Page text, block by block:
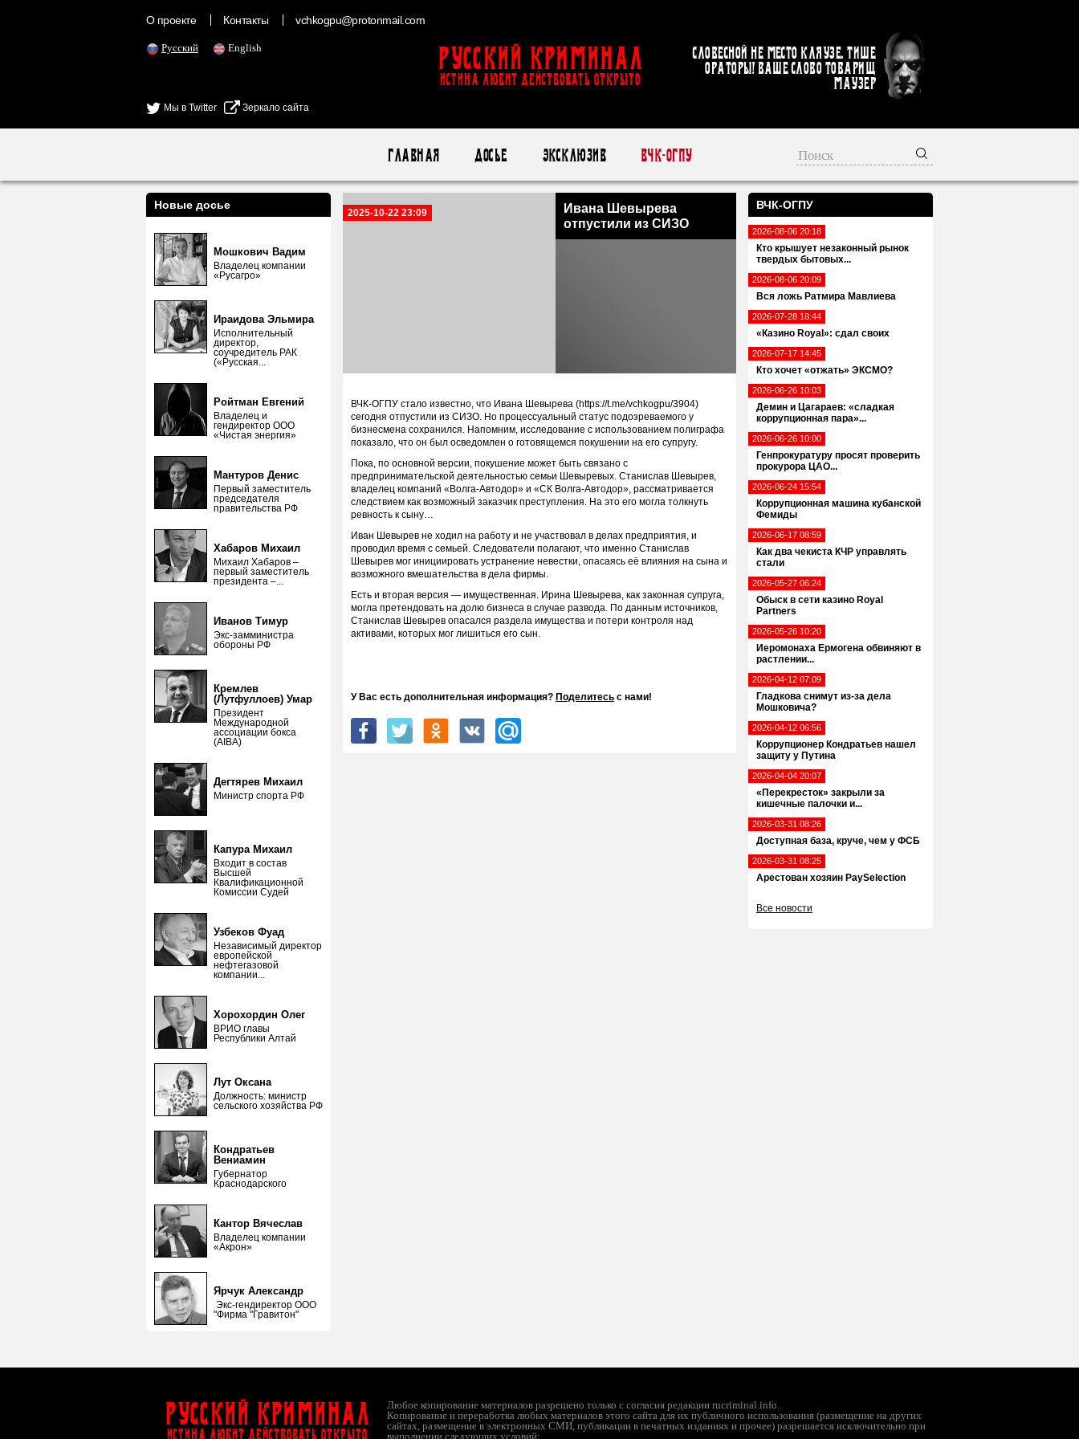
О проекте Контакты vchkogpu@protonmail.com
Русский English
Мы в Twitter Зеркало сайта
Русский Криминал
ИСТИНА ЛЮБИТ ДЕЙСТВОВАТЬ ОТКРЫТО
Словесной не место кляузе. Тише
ораторы! Ваше слово товарищ
Маузер
Главная Досье Эксклюзив ВЧК-ОГПУ
ВЧК-ОГПУ
2026-08-06 20:18
Кто крышует незаконный рынок
твердых бытовых...
2026-08-06 20:09
Вся ложь Ратмира Мавлиева
2026-07-28 18:44
«Казино Royal»: сдал своих
2026-07-17 14:45
Кто хочет «отжать» ЭКСМО?
2026-06-26 10:03
Демин и Цагараев: «сладкая
коррупционная пара»...
2026-06-26 10:00
Генпрокуратуру просят проверить
прокурора ЦАО...
2026-06-24 15:54
Коррупционная машина кубанской
Фемиды
2026-06-17 08:59
Как два чекиста КЧР управлять
стали
2026-05-27 06:24
Обыск в сети казино Royal
Partners
2026-05-26 10:20
Иеромонаха Ермогена обвиняют в
растлении...
2026-04-12 07:09
Гладкова снимут из-за дела
Мошковича?
2026-04-12 06:56
Коррупционер Кондратьев нашел
защиту у Путина
2026-04-04 20:07
«Перекресток» закрыли за
кишечные палочки и...
2026-03-31 08:26
Доступная база, круче, чем у ФСБ
2026-03-31 08:25
Арестован хозяин PaySelection
Все новости
Новые досье
Мошкович Вадим
Владелец компании
«Русагро»
Ираидова Эльмира
Исполнительный
директор,
соучредитель РАК
(«Русская...
Ройтман Евгений
Владелец и
гендиректор ООО
«Чистая энергия»
Мантуров Денис
Первый заместитель
председателя
правительства РФ
Хабаров Михаил
Михаил Хабаров –
первый заместитель
президента –...
Иванов Тимур
Экс-замминистра
обороны РФ
Кремлев
(Лутфуллоев) Умар
Президент
Международной
ассоциации бокса
(AIBA)
Дегтярев Михаил
Министр спорта РФ
Капура Михаил
Входит в состав
Высшей
Квалификационной
Комиссии Судей
Узбеков Фуад
Независимый директор
европейской
нефтегазовой
компании...
Хорохордин Олег
ВРИО главы
Республики Алтай
Лут Оксана
Должность: министр
сельского хозяйства РФ
Кондратьев
Вениамин
Губернатор
Краснодарского
Кантор Вячеслав
Владелец компании
«Акрон»
Ярчук Александр
Экс-гендиректор ООО
"Фирма "Гравитон"
2025-10-22 23:09
Ивана Шевырева
отпустили из СИЗО
ВЧК-ОГПУ стало известно, что Ивана Шевырева (https://t.me/vchkogpu/3904)
сегодня отпустили из СИЗО. Но процессуальный статус подозреваемого у
бизнесмена сохранился. Напомним, исследование с использованием полиграфа
показало, что он был осведомлен о готовящемся покушении на его супругу.
Пока, по основной версии, покушение может быть связано с
предпринимательской деятельностью семьи Шевыревых. Станислав Шевырев,
владелец компаний «Волга-Автодор» и «СК Волга-Автодор», рассматривается
следствием как возможный заказчик преступления. На это его могла толкнуть
ревность к сыну…
Иван Шевырев не ходил на работу и не участвовал в делах предприятия, и
проводил время с семьей. Следователи полагают, что именно Станислав
Шевырев мог инициировать устранение невестки, опасаясь её влияния на сына и
возможного вмешательства в дела фирмы.
Есть и вторая версия — имущественная. Ирина Шевырева, как законная супруга,
могла претендовать на долю бизнеса в случае развода. По данным источников,
Станислав Шевырев опасался раздела имущества и потери контроля над
активами, которых мог лишиться его сын.
У Вас есть дополнительная информация? Поделитесь с нами!
Русский Криминал
ИСТИНА ЛЮБИТ ДЕЙСТВОВАТЬ ОТКРЫТО
Любое копирование материалов разрешено только с согласия редакции rucriminal.info.
Копирование и переработка любых материалов этого сайта для их публичного использования (размещение на других
сайтах, размещение в электронных СМИ, публикации в печатных изданиях и прочее) разрешается исключительно при
выполнении следующих условий: